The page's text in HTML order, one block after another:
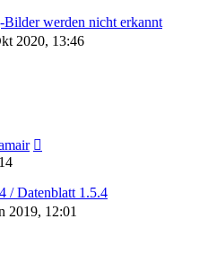
werden nicht erkannt
2020, 13:46
/ Datenblatt 1.5.4
2019, 12:01